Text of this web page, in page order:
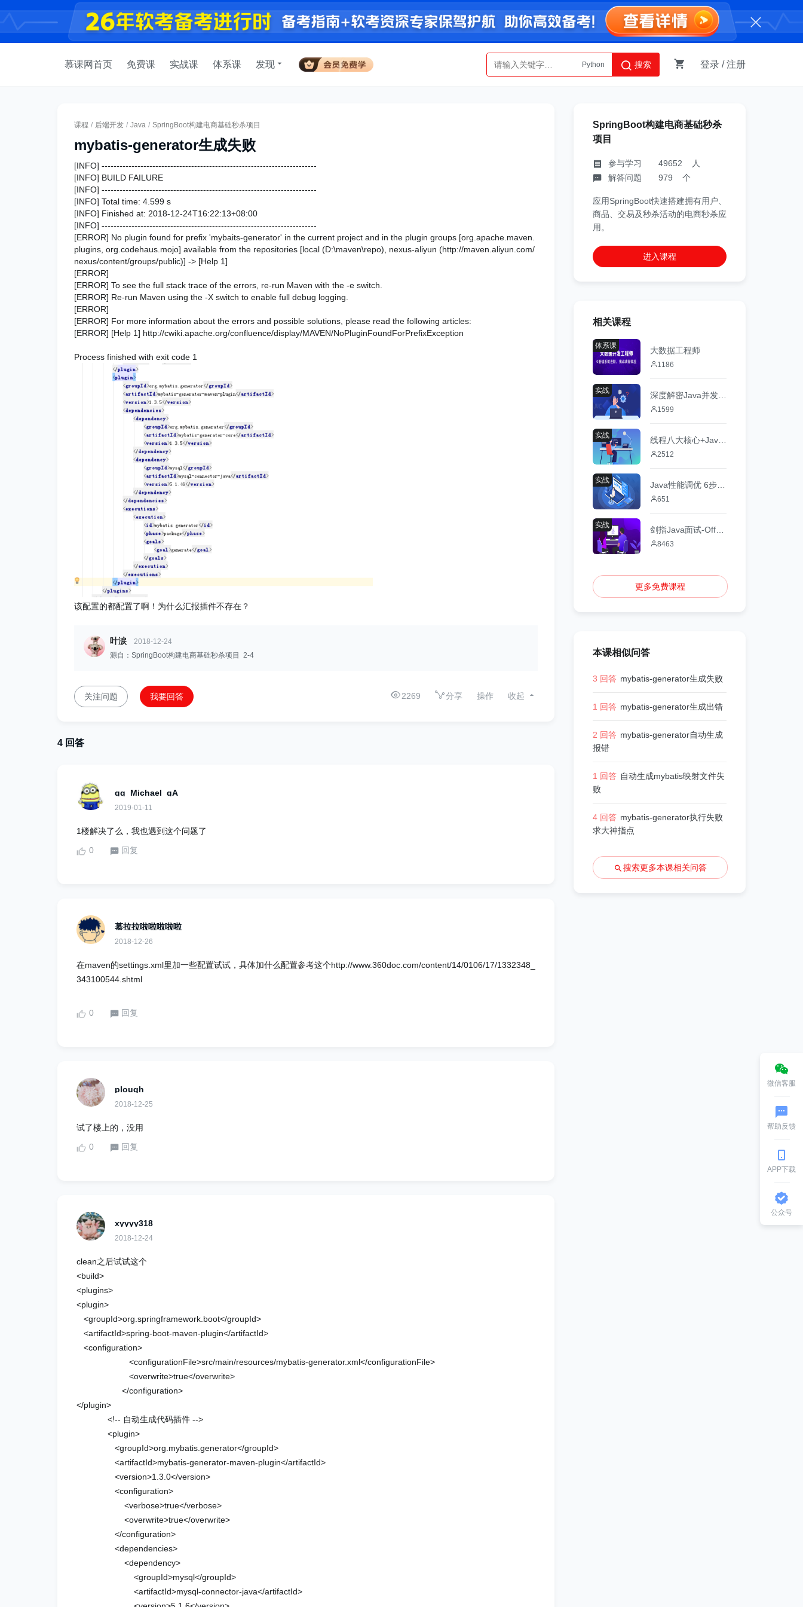
慕课网首页 免费课 实战课 体系课 发现
Python
AI智能体
搜索 登录 /注册
课程 / 后端开发 / Java / SpringBoot构建电商基础秒杀项目
mybatis-generator生成失败
[INFO] ------------------------------------------------------------------------
[INFO] BUILD FAILURE
[INFO] ------------------------------------------------------------------------
[INFO] Total time: 4.599 s
[INFO] Finished at: 2018-12-24T16:22:13+08:00
[INFO] ------------------------------------------------------------------------
[ERROR] No plugin found for prefix 'mybaits-generator' in the current project and in the plugin groups [org.apache.maven.
plugins, org.codehaus.mojo] available from the repositories [local (D:\maven\repo), nexus-aliyun (http://maven.aliyun.com/
nexus/content/groups/public)] -> [Help 1]
[ERROR]
[ERROR] To see the full stack trace of the errors, re-run Maven with the -e switch.
[ERROR] Re-run Maven using the -X switch to enable full debug logging.
[ERROR]
[ERROR] For more information about the errors and possible solutions, please read the following articles:
[ERROR] [Help 1] http://cwiki.apache.org/confluence/display/MAVEN/NoPluginFoundForPrefixException
Process finished with exit code 1
该配置的都配置了啊！为什么汇报插件不存在？
叶涙
2018-12-24
源自：SpringBoot构建电商基础秒杀项目 2-4
关注问题 我要回答 2269 分享 操作 收起
4 回答
qq_Michael_qA
2019-01-11
1楼解决了么，我也遇到这个问题了
0
回复
慕拉拉啦啦啦啦啦
2018-12-26
在maven的settings.xml里加一些配置试试，具体加什么配置参考这个http://www.360doc.com/content/14/0106/17/1332348_
343100544.shtml
0 回复
plough
2018-12-25
试了楼上的，没用
0
回复
xyyyy318
2018-12-24
clean之后试试这个
<build>
<plugins>
<plugin>
<groupId>org.springframework.boot</groupId>
<artifactId>spring-boot-maven-plugin</artifactId>
<configuration>
<configurationFile>src/main/resources/mybatis-generator.xml</configurationFile>
<overwrite>true</overwrite>
</configuration>
</plugin>
<!-- 自动生成代码插件 -->
<plugin>
<groupId>org.mybatis.generator</groupId>
<artifactId>mybatis-generator-maven-plugin</artifactId>
<version>1.3.0</version>
<configuration>
<verbose>true</verbose>
<overwrite>true</overwrite>
</configuration>
<dependencies>
<dependency>
<groupId>mysql</groupId>
<artifactId>mysql-connector-java</artifactId>
SpringBoot构建电商基础秒杀
项目
参与学习 49652 人
解答问题 979 个
应用SpringBoot快速搭建拥有用户、
商品、交易及秒杀活动的电商秒杀应
用。
进入课程
相关课程
体系课 大数据工程师
1186
实战
1599
实战
2512
实战
651
实战
8463
更多免费课程
本课相似问答
3 回答 mybatis-generator生成失败
1 回答 mybatis-generator生成出错
2 回答 mybatis-generator自动生成
报错
1 回答 自动生成mybatis映射文件失
败
4 回答 mybatis-generator执行失败
求大神指点
搜索更多本课相关问答
微信客服
帮助反馈
APP下载
公众号